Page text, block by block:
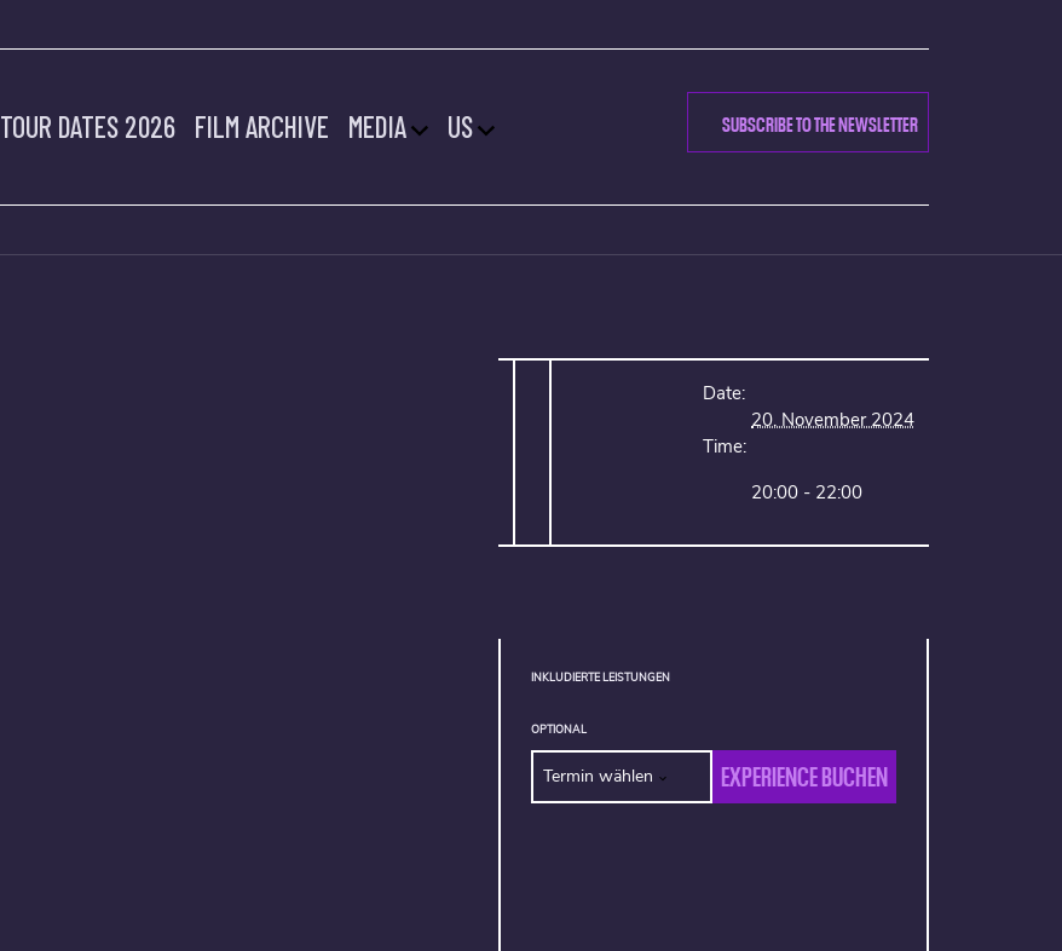
TOUR DATES 2026 FILM ARCHIVE MEDIA US SUBSCRIBE TO THE NEWSLETTER
Date:
20. November 2024
Time:
20:00 - 22:00
INKLUDIERTE LEISTUNGEN
OPTIONAL
Termin wählen EXPERIENCE BUCHEN